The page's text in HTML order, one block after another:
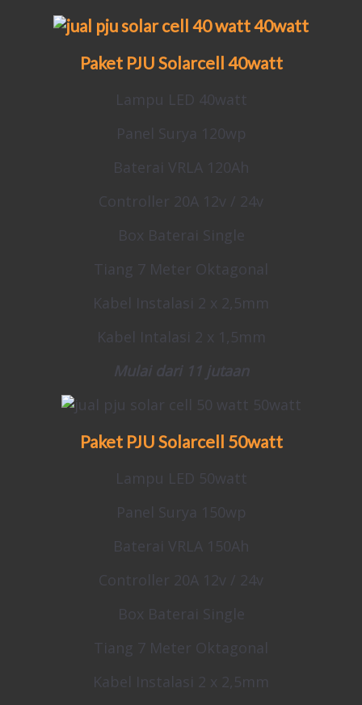
Paket PJU Solarcell 40watt
Lampu LED 40watt
Panel Surya 120wp
Baterai VRLA 120Ah
Controller 20A 12v / 24v
Box Baterai Single
Tiang 7 Meter Oktagonal
Kabel Instalasi 2 x 2,5mm
Kabel Intalasi 2 x 1,5mm
Mulai dari 11 jutaan
Paket PJU Solarcell 50watt
Lampu LED 50watt
Panel Surya 150wp
Baterai VRLA 150Ah
Controller 20A 12v / 24v
Box Baterai Single
Tiang 7 Meter Oktagonal
Kabel Instalasi 2 x 2,5mm